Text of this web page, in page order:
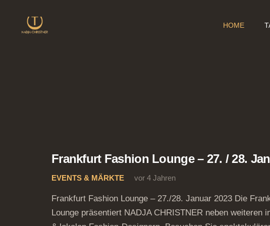
HOME
Frankfurt Fashion Lounge – 27. / 28.
EVENTS & MÄRKTE vor 4 Jahren
Frankfurt Fashion Lounge – 27./28. Januar 2023 Die
Lounge präsentiert NADJA CHRISTNER neben weiteren